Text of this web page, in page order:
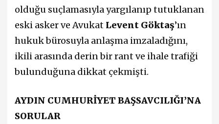
olduğu suçlamasıyla yargılanıp tutuklanan
eski asker ve Avukat Levent Göktaş’ın
hukuk bürosuyla anlaşma imzaladığını,
ikili arasında derin bir rant ve ihale trafiği
bulunduğuna dikkat çekmişti.
AYDIN CUMHURİYET BAŞSAVCILIĞI’NA
SORULAR